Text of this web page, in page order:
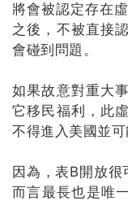
將會被認定存在
之後，不被直接
會碰到問題。
如果故意對重大
它移民福利，此
不得進入美國並可
因為，表B開放
而言最長也是唯